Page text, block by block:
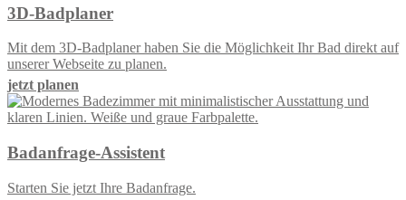
3D-Badplaner
Mit dem 3D-Badplaner haben Sie die Möglichkeit Ihr Bad direkt auf
unserer Webseite zu planen.
jetzt planen
Badanfrage-Assistent
Starten Sie jetzt Ihre Badanfrage.